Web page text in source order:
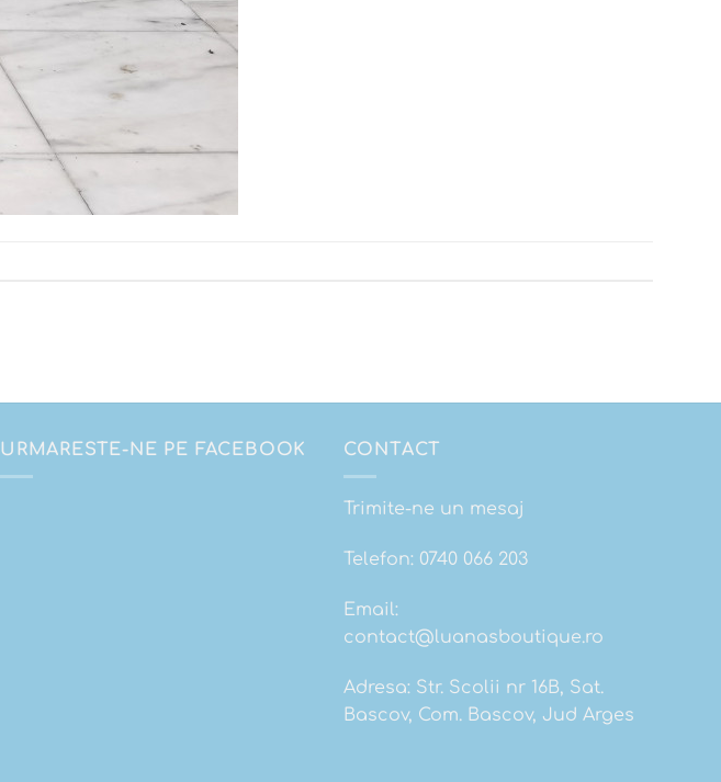
URMARESTE-NE PE FACEBOOK CONTACT
Trimite-ne un mesaj
Telefon: 0740 066 203
Email:
contact@luanasboutique.ro
Adresa: Str. Scolii nr 16B, Sat.
Bascov, Com. Bascov, Jud Arges